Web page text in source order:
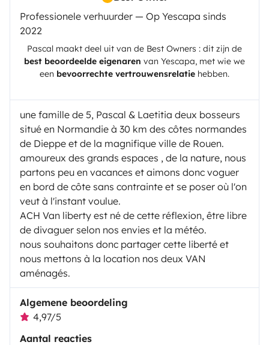
Professionele verhuurder — Op Yescapa sinds
2022
Pascal maakt deel uit van de Best Owners : dit zijn de
best beoordeelde eigenaren van Yescapa, met wie we
een bevoorrechte vertrouwensrelatie hebben.
une famille de 5, Pascal & Laetitia deux bosseurs
situé en Normandie à 30 km des côtes normandes
de Dieppe et de la magnifique ville de Rouen.
amoureux des grands espaces , de la nature, nous
partons peu en vacances et aimons donc voguer
en bord de côte sans contrainte et se poser où l'on
veut à l'instant voulue.
ACH Van liberty est né de cette réflexion, être libre
de divaguer selon nos envies et la météo.
nous souhaitons donc partager cette liberté et
nous mettons à la location nos deux VAN
aménagés.
Algemene beoordeling
4,97/5
Aantal reacties